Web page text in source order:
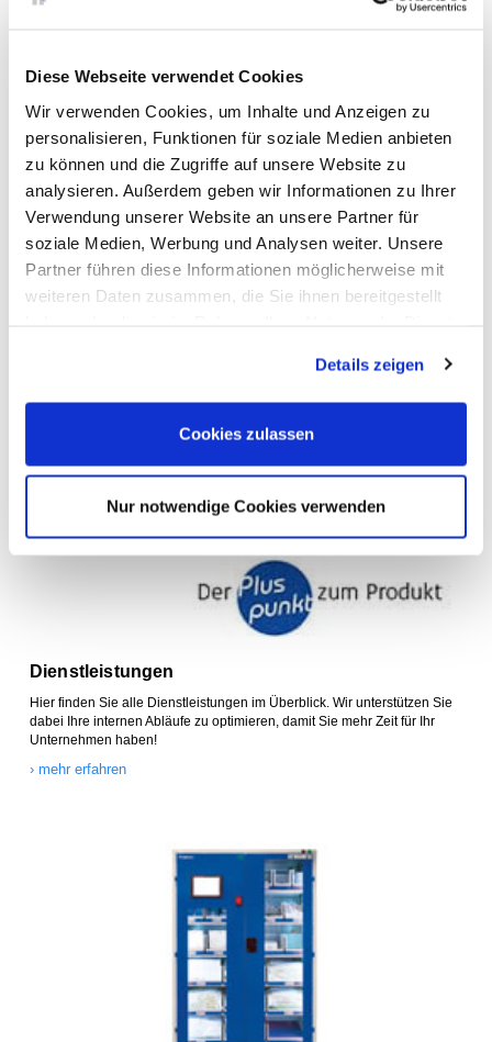
Diese Webseite verwendet Cookies
Wir verwenden Cookies, um Inhalte und Anzeigen zu
personalisieren, Funktionen für soziale Medien anbieten
zu können und die Zugriffe auf unsere Website zu
analysieren. Außerdem geben wir Informationen zu Ihrer
Verwendung unserer Website an unsere Partner für
soziale Medien, Werbung und Analysen weiter. Unsere
Partner führen diese Informationen möglicherweise mit
weiteren Daten zusammen, die Sie ihnen bereitgestellt
Cookies, wenn Sie unsere Webseite weiterhin nutzen.
Details zeigen
Cookies zulassen
Nur notwendige Cookies verwenden
PV-Anlage mit 970m²
Bei Normfest verstehen wir Nachhaltigkeit nicht als Trend, sondern als
Dienstleistungen
Hier finden Sie alle Dienstleistungen im Überblick. Wir unterstützen Sie
dabei Ihre internen Abläufe zu optimieren, damit Sie mehr Zeit für Ihr
Unternehmen haben!
› mehr erfahren